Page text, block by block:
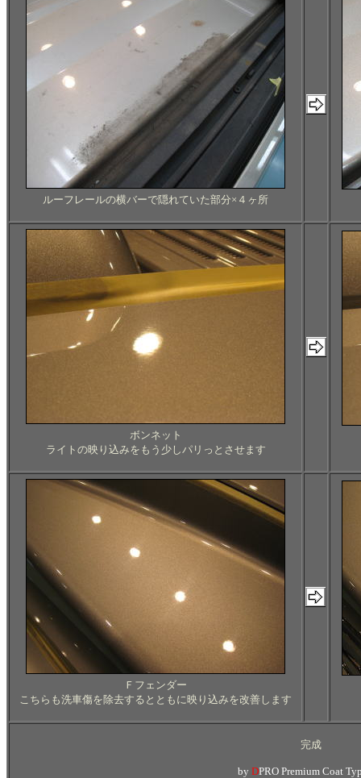
ルーフレールの横バーで隠れていた部分×４ヶ所
ボンネット
ライトの映り込みをもう少しパリっとさせます
Ｆフェンダー
こちらも洗車傷を除去するとともに映り込みを改善します
完成
by DPRO Premium Coat